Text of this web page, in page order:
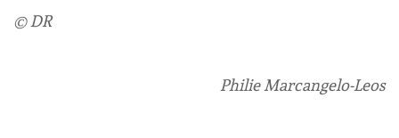
© DR
Philie Marcangelo-Leos